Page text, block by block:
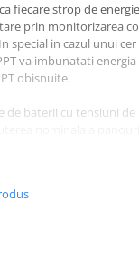
fiecare strop de
prin monitorizarea
special in cazul unui
va imbunatati
obisnuite.
de baterii cu tensiuni de
tensiunea bateriilor.
cu dimensiuni de